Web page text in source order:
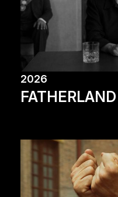
2026
FATHERLAND